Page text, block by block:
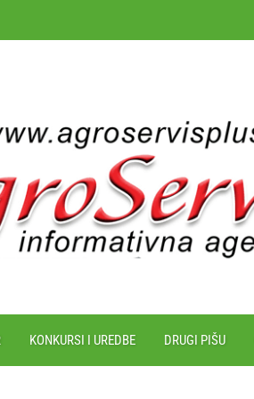
KONKURSI I UREDBE DRUGI PIŠU